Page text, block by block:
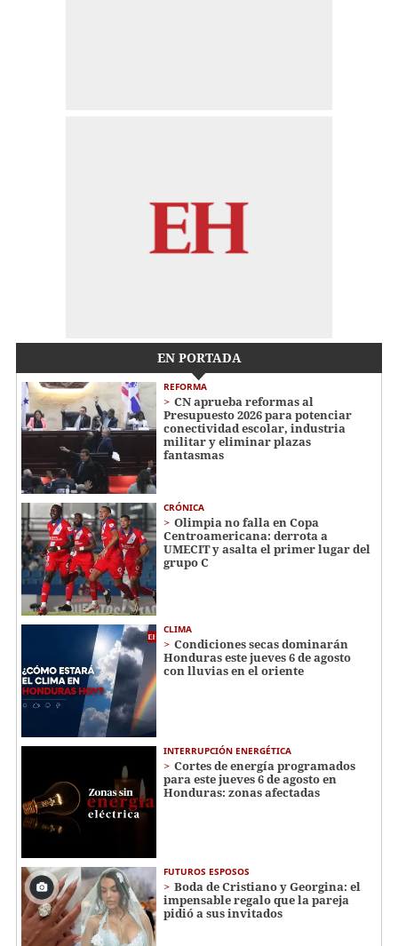
EN PORTADA
REFORMA
CN aprueba reformas al
Presupuesto 2026 para potenciar
conectividad escolar, industria
militar y eliminar plazas
fantasmas
CRÓNICA
Olimpia no falla en Copa
Centroamericana: derrota a
UMECIT y asalta el primer lugar del
grupo C
CLIMA
Condiciones secas dominarán
Honduras este jueves 6 de agosto
con lluvias en el oriente
INTERRUPCIÓN ENERGÉTICA
Cortes de energía programados
para este jueves 6 de agosto en
Honduras: zonas afectadas
FUTUROS ESPOSOS
Boda de Cristiano y Georgina: el
impensable regalo que la pareja
pidió a sus invitados